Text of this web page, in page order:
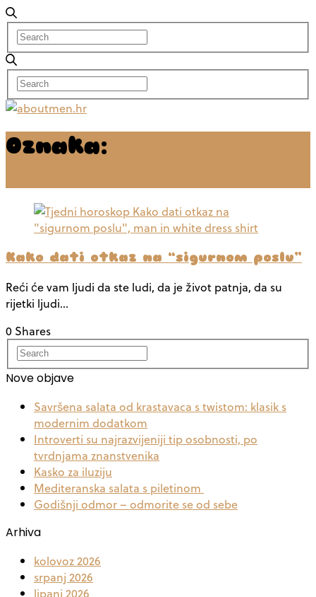
Oznaka:
Kako dati otkaz na “sigurnom poslu”
Reći će vam ljudi da ste ludi, da je život patnja, da su
rijetki ljudi…
0 Shares
Nove objave
Savršena salata od krastavaca s twistom: klasik s
modernim dodatkom
Introverti su najrazvijeniji tip osobnosti, po
tvrdnjama znanstvenika
Kasko za iluziju
Mediteranska salata s piletinom
Godišnji odmor – odmorite se od sebe
Arhiva
kolovoz 2026
srpanj 2026
lipanj 2026